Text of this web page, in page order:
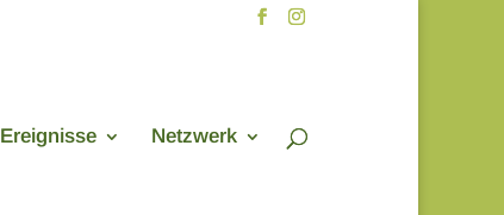
Ereignisse Netzwerk